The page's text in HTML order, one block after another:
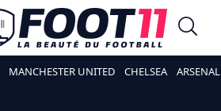
MANCHESTER UNITED CHELSEA ARSENAL